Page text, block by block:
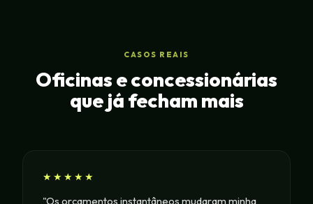
CASOS REAIS
Oficinas e concessionárias
que já fecham mais
★★★★★
"Os orçamentos instantâneos mudaram minha